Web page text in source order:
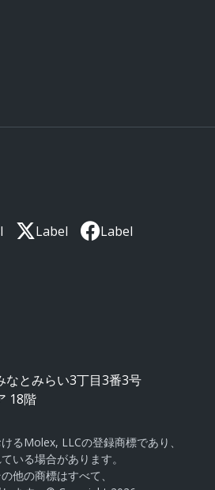
Label Label
なとみらい3丁目3番3号
18階
るMolex, LLCの登録商標であり、
いる場合があります。
他の商標はすべて、